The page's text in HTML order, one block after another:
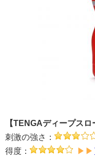
【TENGAディープスロ
刺激の強さ：
得度：